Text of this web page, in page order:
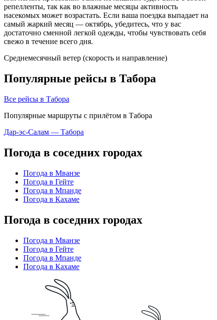
репелленты, так как во влажные месяцы активность
насекомых может возрастать. Если ваша поездка выпадает на
самый жаркий месяц — октябрь, убедитесь, что у вас
достаточно сменной легкой одежды, чтобы чувствовать себя
свежо в течение всего дня.
Среднемесячный ветер (скорость и направление)
Популярные рейсы в Табора
Все рейсы в Табора
Популярные маршруты с прилётом в Табора
Дар-эс-Салам — Табора
Погода в соседних городах
Погода в Мванзе
Погода в Гейте
Погода в Мпанде
Погода в Кахаме
Погода в соседних городах
Погода в Мванзе
Погода в Гейте
Погода в Мпанде
Погода в Кахаме